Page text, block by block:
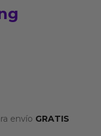
envío GRATIS